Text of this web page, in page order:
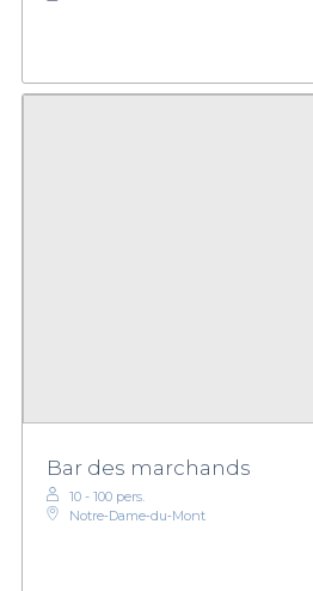
Bar des marchands
10 - 100 pers.
Notre‑Dame‑du‑Mont